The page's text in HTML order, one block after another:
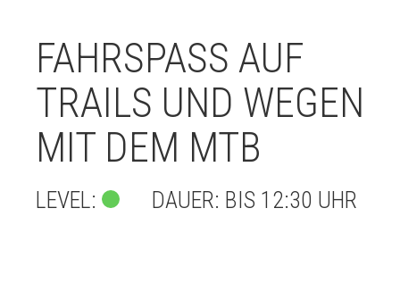
FAHRSPASS AUF T
RAILS UND WEGEN M
IT DEM MTB
LEVEL: DAUER: BIS 12:30 UHR